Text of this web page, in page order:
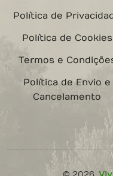
Política de
Política de Cookies
Termos e
Política de Envio e
Cancelamento